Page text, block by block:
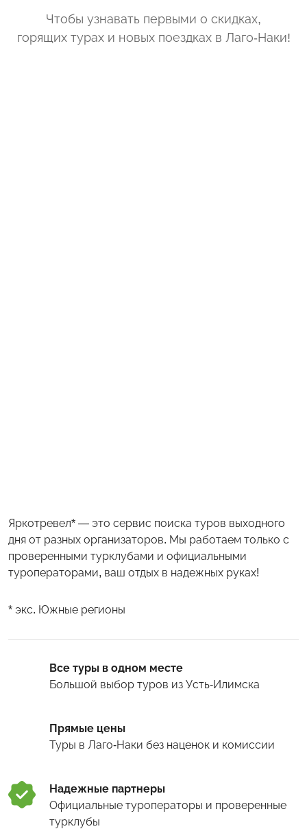
Чтобы узнавать первыми о скидках,
горящих турах и новых поездкахв Лаго-Наки!
Яркотревел* — это сервис поиска туров выходного
дня от разных организаторов. Мы работаем только с
проверенными турклубами и официальными
туроператорами, ваш отдых в надежных руках!
* экс. Южные регионы
Все туры в одном месте
Большой выбор туров из Усть-Илимска
Прямые цены
Туры в Лаго-Наки без наценок и комиссии
Надежные партнеры
Официальные туроператоры и проверенные
турклубы